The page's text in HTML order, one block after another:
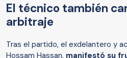
El técnico también
arbitraje
Tras el partido, el exdelantero y
Hossam Hassan, manifestó su